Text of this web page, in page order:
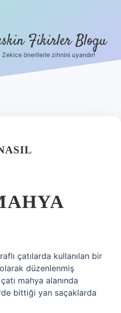
Fikirler Blogu
Zekice önerilerle zihnini uyandır!
çatılarda kullanılan bir
düzenlenmiş
mahya alanında
bittiği yan saçaklarda